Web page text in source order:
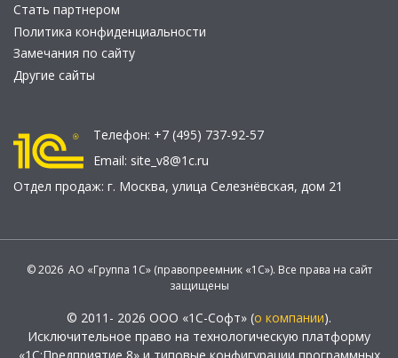
Стать партнером
Политика конфиденциальности
Замечания по сайту
Другие сайты
Телефон: +7 (495) 737-92-57
Email: site_v8@1c.ru
Отдел продаж: г. Москва, улица Селезнёвская, дом 21
© 2026 АО «Группа 1С» (правопреемник «1С»). Все права на сайт
защищены
© 2011- 2026 ООО «1С-Софт» (о компании).
Исключительное право на технологическую платформу